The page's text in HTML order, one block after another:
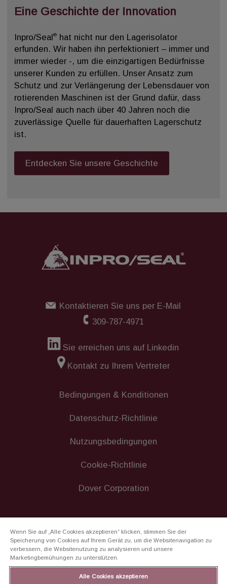
Eine Geschichte der Innovation
Inpro/Seal® hat nicht nur den Lagerisolator
erfunden. Wir haben ihn perfektioniert – immer und
immer wieder -, um die einzigartigen Bedürfnisse
unserer Kunden zu erfüllen. Unser Ansatz zum
Schutz und zur Verlängerung der Lebensdauer von
rotierenden Maschinen ist der Grund dafür, dass
Inpro/Seal auch nach über 40 Jahren noch die
zuverlässige Quelle für dauerhaften Lagerschutz
ist.
Entdecken Sie unsere Geschichte
Kontaktieren Sie uns per E-Mail
309-787-4971
Sie erreichen uns auf Linkedin
Kontakt zu Ihrem Vertreter
Bedingungen & Konditionen
Datenschutz-Richtlinie
Nutzungsbedingungen
Cookie-Richtlinie
Dover Corporation
Wenn Sie auf „Alle Cookies akzeptieren“ klicken, stimmen Sie der
Speicherung von Cookies auf Ihrem Gerät zu, um die Websitenavigation zu
verbessern, die Websitenutzung zu analysieren und unsere
Marketingbemühungen zu unterstützen.
Alle Cookies akzeptieren